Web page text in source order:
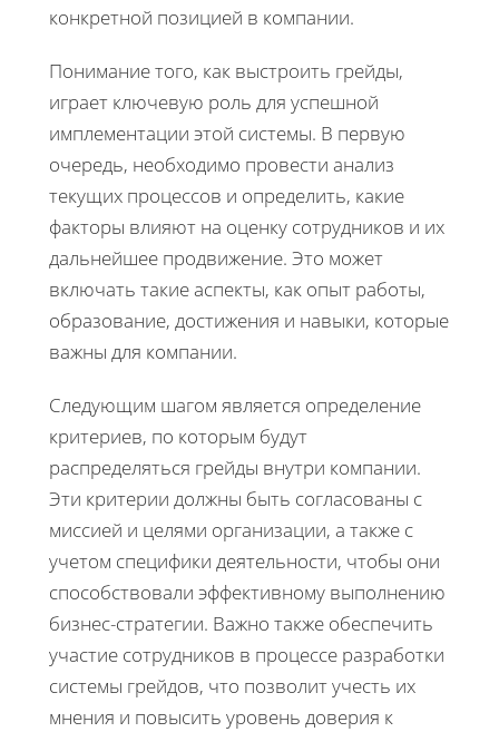
конкретной позицией в компании.
Понимание того, как выстроить грейды,
играет ключевую роль для успешной
имплементации этой системы. В первую
очередь, необходимо провести анализ
текущих процессов и определить, какие
факторы влияют на оценку сотрудников и их
дальнейшее продвижение. Это может
включать такие аспекты, как опыт работы,
образование, достижения и навыки, которые
важны для компании.
Следующим шагом является определение
критериев, по которым будут
распределяться грейды внутри компании.
Эти критерии должны быть согласованы с
миссией и целями организации, а также с
учетом специфики деятельности, чтобы они
способствовали эффективному выполнению
бизнес-стратегии. Важно также обеспечить
участие сотрудников в процессе разработки
системы грейдов, что позволит учесть их
мнения и повысить уровень доверия к